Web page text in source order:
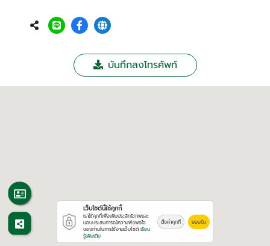
บันทึกลงโทรศัพท์
เว็บไซต์นี้ใช้คุกกี้
เราใช้คุกกี้เพื่อเพิ่มประสิทธิภาพและ
มอบประสบการณ์ความพึงพอใจ
ของท่านในการใช้งานเว็บไซต์ เรียน
รู้เพิ่มเติม
ตั้งค่าคุกกี้ ยอมรับ